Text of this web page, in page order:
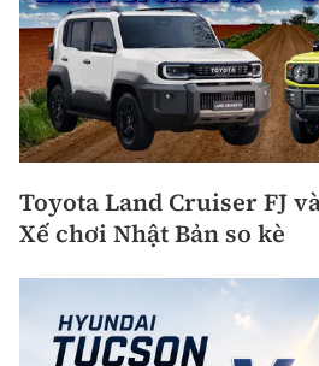
Toyota Land Cruiser FJ
Xế chơi Nhật Bản so kè